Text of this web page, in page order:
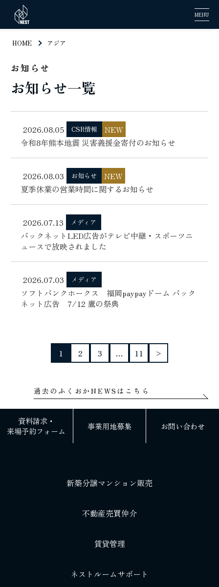
MENU
HOME アジア
お知らせ
お知らせ一覧
2026.08.05 CSR情報
NEW
令和8年熊本地震 災害義援金寄付のお知らせ
2026.08.03 お知らせ
NEW
夏季休業の営業時間に関するお知らせ
2026.07.13 メディア
バックネットLED広告がテレビ中継・スポーツニ
ュースで放映されました
2026.07.03 メディア
ソフトバンクホークス 福岡paypayドーム バック
ネット広告 7/12 鷹の祭典
1 2 3 … 11 >
過去のふくおかNEWSはこちら
資料請求・
来場予約フォーム
事業用地募集 お問い合わせ
新築分譲マンション販売
不動産売買仲介
賃貸管理
ネストルームサポート